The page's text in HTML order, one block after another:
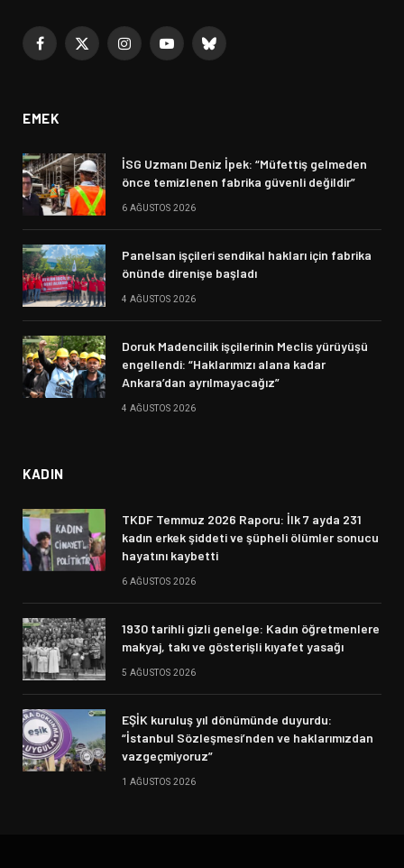
Facebook
X
InstagramYouTubeBluesky
EMEK
İSG Uzmanı Deniz İpek: “Müfettiş gelmeden
önce temizlenen fabrika güvenli değildir”
6 AĞUSTOS 2026
Panelsan işçileri sendikal hakları için fabrika
önünde direnişe başladı
4 AĞUSTOS 2026
Doruk Madencilik işçilerinin Meclis yürüyüşü
engellendi: “Haklarımızı alana kadar
Ankara’dan ayrılmayacağız”
4 AĞUSTOS 2026
KADIN
TKDF Temmuz 2026 Raporu: İlk 7 ayda 231
kadın erkek şiddeti ve şüpheli ölümler sonucu
hayatını kaybetti
6 AĞUSTOS 2026
1930 tarihli gizli genelge: Kadın öğretmenlere
makyaj, takı ve gösterişli kıyafet yasağı
5 AĞUSTOS 2026
EŞİK kuruluş yıl dönümünde duyurdu:
“İstanbul Sözleşmesi’nden ve haklarımızdan
vazgeçmiyoruz”
1 AĞUSTOS 2026